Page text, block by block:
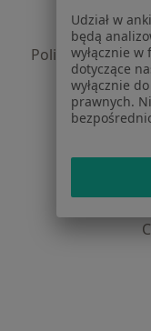
Polityka
Polityka
dane
Jak
Udział w
będą
wyłącznie
dotyczące
wyłącznie
prawnych.